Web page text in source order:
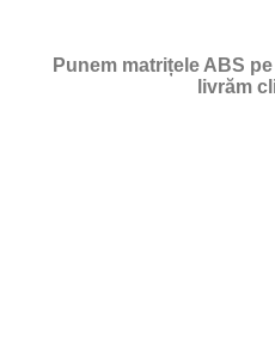
Punem matrițele ABS
livrăm